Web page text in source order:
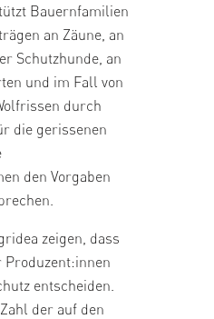
Bauernfamilien
an Zäune, an
Schutzhunde, an
und im Fall von
durch
die gerissenen
den Vorgaben
zeigen, dass
entscheiden.
der auf den